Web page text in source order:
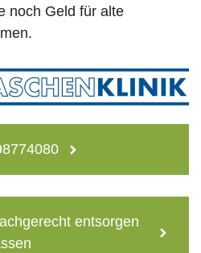
noch Geld für alte
entsorgen